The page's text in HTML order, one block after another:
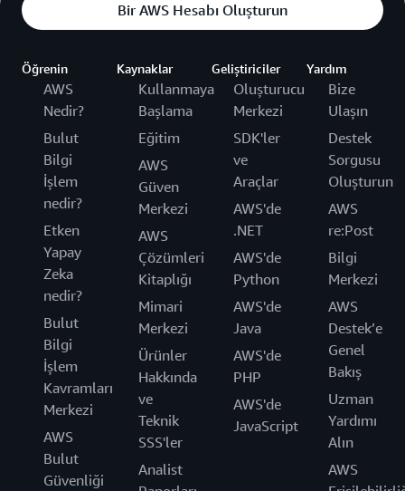
Bir AWS Hesabı Oluşturun
Öğrenin
AWS
Nedir?
Bulut
Bilgi
İşlem
nedir?
Etken
Yapay
Zeka
nedir?
Bulut
Bilgi
İşlem
Kavramları
Merkezi
AWS
Bulut
Güvenliği
Kaynaklar
Kullanmaya
Başlama
Eğitim
AWS
Güven
Merkezi
AWS
Çözümleri
Kitaplığı
Mimari
Merkezi
Ürünler
Hakkında
ve
Teknik
SSS'ler
Analist
Geliştiriciler
Oluşturucu
Merkezi
SDK'ler
ve
Araçlar
AWS'de
.NET
AWS'de
Python
AWS'de
Java
AWS'de
PHP
AWS'de
JavaScript
Yardım
Bize
Ulaşın
Destek
Sorgusu
Oluşturun
AWS
re:Post
Bilgi
Merkezi
AWS
Destek’e
Genel
Bakış
Uzman
Yardımı
Alın
AWS